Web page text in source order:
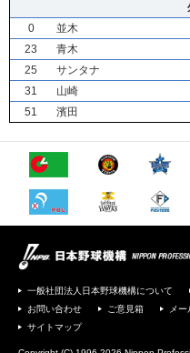
0
並木
23
青木
25
サンタナ
31
山崎
51
濱田
一般社団法人日本野球機構について
お問い合わせ
ご意見箱 メー
サイトマップ